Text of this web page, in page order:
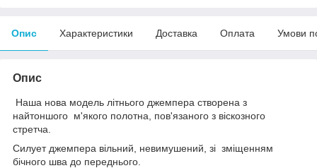
Опис Характеристики Доставка Оплата Умови
Опис
Наша нова модель літнього джемпера створена з
найтоншого м'якого полотна, пов'язаного з віскозного
стретча.
Силует джемпера вільний, невимушений, зі зміщенням
бічного шва до переднього.